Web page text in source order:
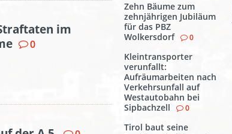
im
0
Zehn Bäume zum
zehnjährigen Jubiläum
für das PBZ
Wolkersdorf
0
Kleintransporter
verunfallt:
Aufräumarbeiten nach
Verkehrsunfall auf
Westautobahn bei
Sipbachzell
0
Tirol baut seine